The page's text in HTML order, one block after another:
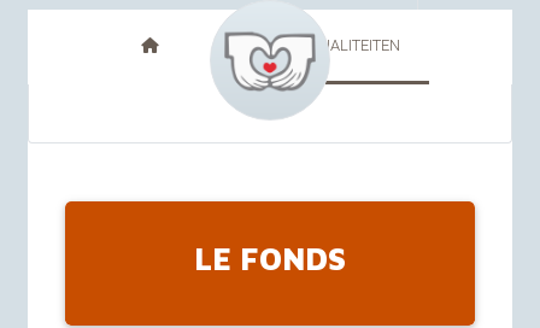
ACTUALITEITEN
LE FONDS